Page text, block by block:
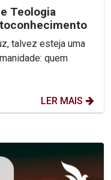
Teologia
talvez esteja uma
quem
LER MAIS